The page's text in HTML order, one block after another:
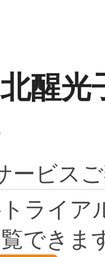
醒光
ービス
ライア
できま